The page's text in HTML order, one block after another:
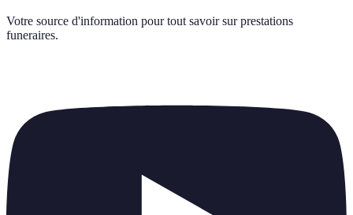
Votre source d'information pour tout savoir sur prestations
funeraires.